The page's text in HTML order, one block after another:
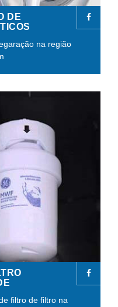
DE
na região
filtro de filtro na